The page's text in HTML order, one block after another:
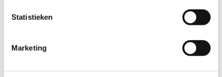
Statistieken
Marketing
Categorie
Model